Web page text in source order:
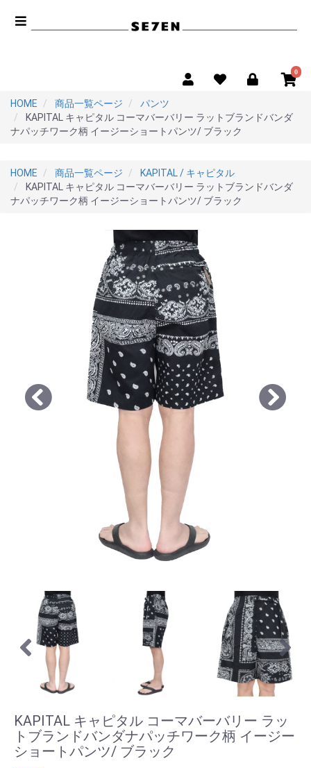
0
HOME 商品一覧ページ
パンツ
KAPITAL キャピタル コーマバーバリー ラットブランドバンダ
ナパッチワーク柄 イージーショートパンツ/ ブラック
HOME 商品一覧ページ
KAPITAL / キャピタル
KAPITAL キャピタル コーマバーバリー ラットブランドバンダ
ナパッチワーク柄 イージーショートパンツ/ ブラック
KAPITAL キャピタル コーマバーバリー ラッ
トブランドバンダナパッチワーク柄 イージー
ショートパンツ/ ブラック